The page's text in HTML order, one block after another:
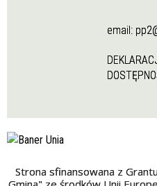
email:
Strona sfinansowana z